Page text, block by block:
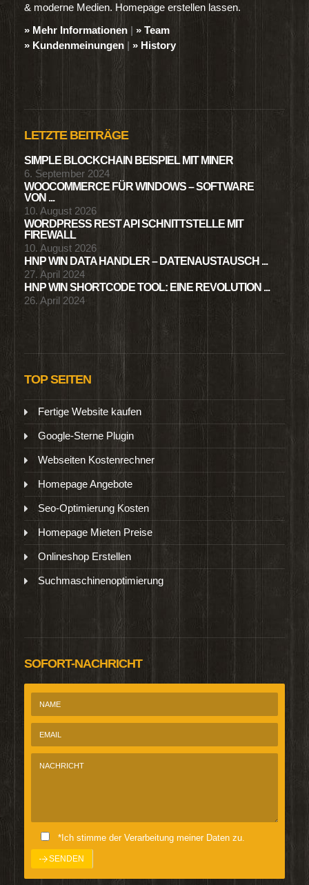
& moderne Medien. Homepage erstellen lassen.
» Mehr Informationen | » Team
» Kundenmeinungen | » History
LETZTE BEITRÄGE
SIMPLE BLOCKCHAIN BEISPIEL MIT MINER
6. September 2024
WOOCOMMERCE FÜR WINDOWS – SOFTWARE
VON ...
10. August 2026
WORDPRESS REST API SCHNITTSTELLE MIT
FIREWALL
10. August 2026
HNP WIN DATA HANDLER – DATENAUSTAUSCH ...
27. April 2024
HNP WIN SHORTCODE TOOL: EINE REVOLUTION ...
26. April 2024
TOP SEITEN
Fertige Website kaufen
Google-Sterne Plugin
Webseiten Kostenrechner
Homepage Angebote
Seo-Optimierung Kosten
Homepage Mieten Preise
Onlineshop Erstellen
Suchmaschinenoptimierung
SOFORT-NACHRICHT
*Ich stimme der Verarbeitung meiner Daten zu.